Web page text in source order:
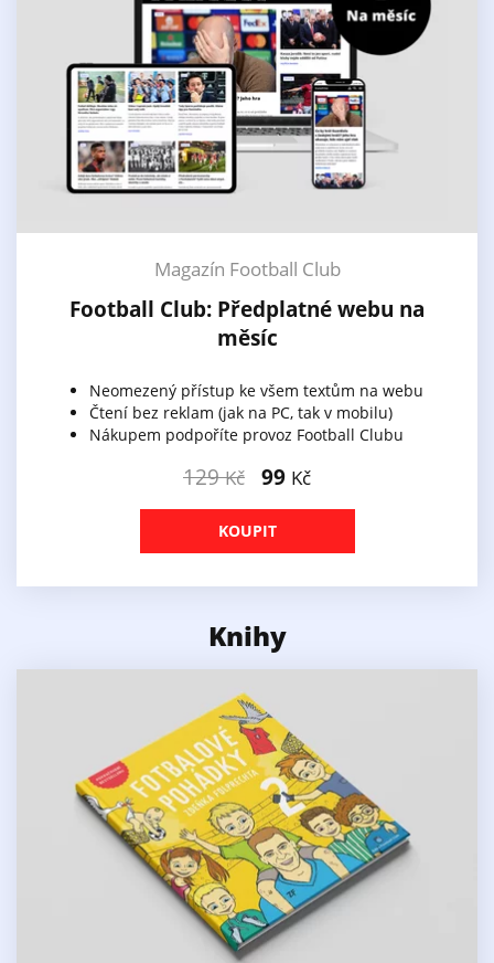
Magazín Football Club
Football Club: Předplatné webu na
měsíc
Neomezený přístup ke všem textům na webu
Čtení bez reklam (jak na PC, tak v mobilu)
Nákupem podpoříte provoz Football Clubu
129Kč 99 Kč
KOUPIT
Knihy